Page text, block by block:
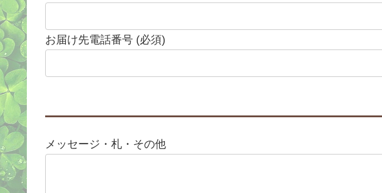
お届け先電話番号 (必須)
メッセージ・札・その他